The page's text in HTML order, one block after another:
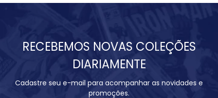
RECEBEMOS NOVAS COLEÇÕES
DIARIAMENTE
Cadastre seu e-mail para acompanhar as novidades e
promoções.